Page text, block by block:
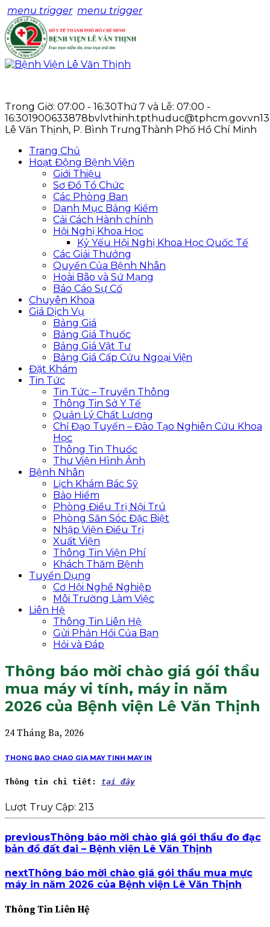
menu trigger menu trigger
Trong Giờ: 07:00 - 16:30Thứ 7 và Lễ: 07:00 -
16:301900633878bvlvthinh.tpthuduc@tphcm.gov.vn
Lê Văn Thịnh, P. Bình TrưngThành Phố Hồ Chí Minh
Trang Chủ
Hoạt Động Bệnh Viện
Giới Thiệu
Sơ Đồ Tổ Chức
Các Phòng Ban
Danh Mục Bảng Kiểm
Cải Cách Hành chính
Hội Nghị Khoa Học
Kỷ Yếu Hội Nghị Khoa Học Quốc Tế
Các Giải Thưởng
Quyền Của Bệnh Nhân
Hoài Bão và Sứ Mạng
Báo Cáo Sự Cố
Chuyên Khoa
Giá Dịch Vụ
Bảng Giá
Bảng Giá Thuốc
Bảng Giá Vật Tư
Bảng Giá Cấp Cứu Ngoại Viện
Đặt Khám
Tin Tức
Tin Tức – Truyền Thông
Thông Tin Sở Y Tế
Quản Lý Chất Lượng
Chỉ Đạo Tuyến – Đào Tạo Nghiên Cứu Khoa
Học
Thông Tin Thuốc
Thư Viện Hình Ảnh
Bệnh Nhân
Lịch Khám Bác Sỹ
Bảo Hiểm
Phòng Điều Trị Nội Trú
Phòng Săn Sóc Đặc Biệt
Nhập Viện Điều Trị
Xuất Viện
Thông Tin Viện Phí
Khách Thăm Bệnh
Tuyển Dụng
Cơ Hội Nghề Nghiệp
Môi Trường Làm Việc
Liên Hệ
Thông Tin Liên Hệ
Gửi Phản Hồi Của Bạn
Hỏi và Đáp
Thông báo mời chào giá gói thầu
mua máy vi tính, máy in năm
2026 của Bệnh viện Lê Văn Thịnh
24 Tháng Ba, 2026
THONG BAO CHAO GIA MAY TINH MAY IN
Thông tin chi tiết : tại đây
Lượt Truy Cập: 213
previousThông báo mời chào giá gói thầu đo đạc
bản đồ đất đai – Bệnh viện Lê Văn Thịnh
nextThông báo mời chào giá gói thầu mua mực
máy in năm 2026 của Bệnh viện Lê Văn Thịnh
Thông Tin Liên Hệ